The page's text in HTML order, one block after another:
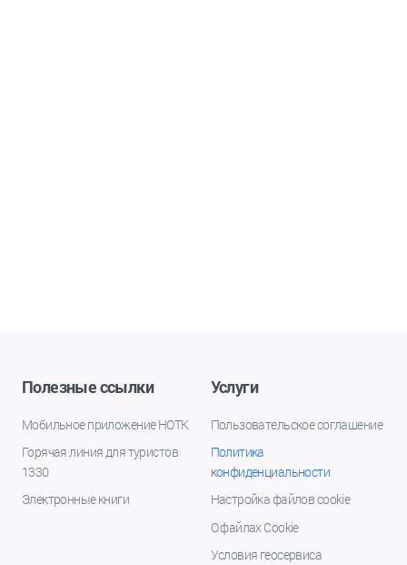
Полезные ссылки
Мобильное приложение НОТК
Горячая линия для туристов
1330
Электронные книги
Услуги
Пользовательское соглашение
Политика
конфиденциальности
Настройка файлов cookie
О файлах Cookie
Условия геосервиса